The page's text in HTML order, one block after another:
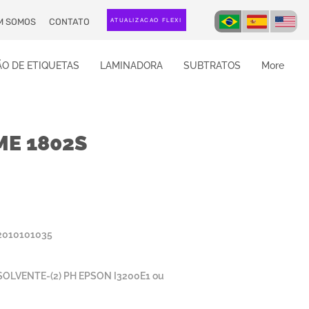
SOMOS CONTATO ATUALIZAÇÃO FLEXI
DE ETIQUETAS LAMINADORA SUBTRATOS More
1802S
(2) PH EPSON I3200E1 ou